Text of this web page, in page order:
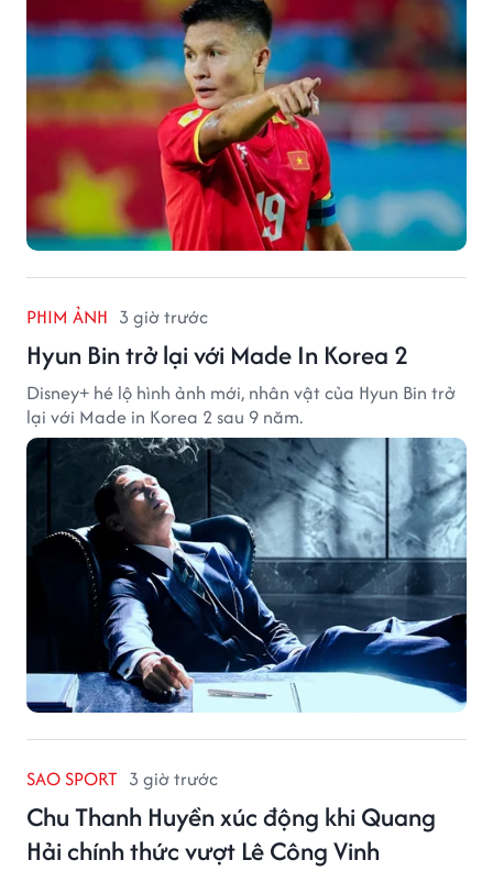
PHIM ẢNH 3 giờ trước
Hyun Bin trở lại với Made In Korea 2
Disney+ hé lộ hình ảnh mới, nhân vật của Hyun Bin trở
lại với Made in Korea 2 sau 9 năm.
SAO SPORT 3 giờ trước
Chu Thanh Huyền xúc động khi Quang
Hải chính thức vượt Lê Công Vinh